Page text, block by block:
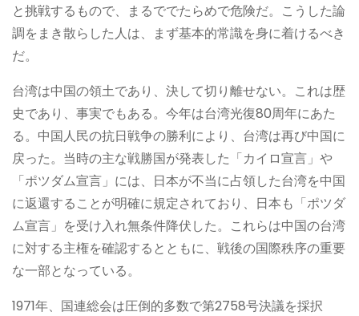
と挑戦するもので、まるででたらめで危険だ。こうした論
調をまき散らした人は、まず基本的常識を身に着けるべき
だ。
台湾は中国の領土であり、決して切り離せない。これは歴
史であり、事実でもある。今年は台湾光復80周年にあた
る。中国人民の抗日戦争の勝利により、台湾は再び中国に
戻った。当時の主な戦勝国が発表した「カイロ宣言」や
「ポツダム宣言」には、日本が不当に占領した台湾を中国
に返還することが明確に規定されており、日本も「ポツダ
ム宣言」を受け入れ無条件降伏した。これらは中国の台湾
に対する主権を確認するとともに、戦後の国際秩序の重要
な一部となっている。
1971年、国連総会は圧倒的多数で第2758号決議を採択